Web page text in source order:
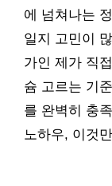
에 넘쳐나는
일지 고민이
가인 제가 직
슘 고르는 기
를 완벽히 충
노하우, 이것